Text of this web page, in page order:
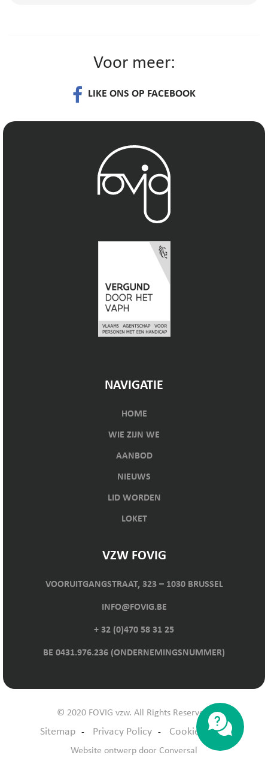
Voor meer:
LIKE ONS OP FACEBOOK
NAVIGATIE
HOME
WIE ZIJN WE
AANBOD
NIEUWS
LID WORDEN
LOKET
VZW FOVIG
VOORUITGANGSTRAAT, 323 – 1030 BRUSSEL
INFO@FOVIG.BE
+ 32 (0)470 58 31 25
BE 0431.976.236 (ONDERNEMINGSNUMMER)
© 2020 FOVIG vzw. All Rights Reserved.
Sitemap Privacy Policy Cookie Policy
Website ontwerp door Conversal